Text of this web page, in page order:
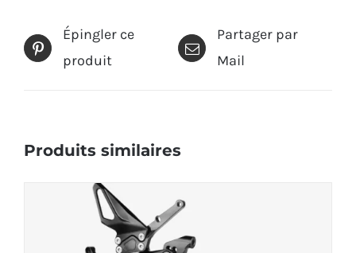
Épingler ce
produit
Partager par
Mail
Produits similaires